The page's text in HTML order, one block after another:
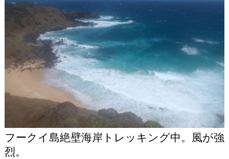
フークイ島絶壁海岸トレッキング中。風が強
烈。